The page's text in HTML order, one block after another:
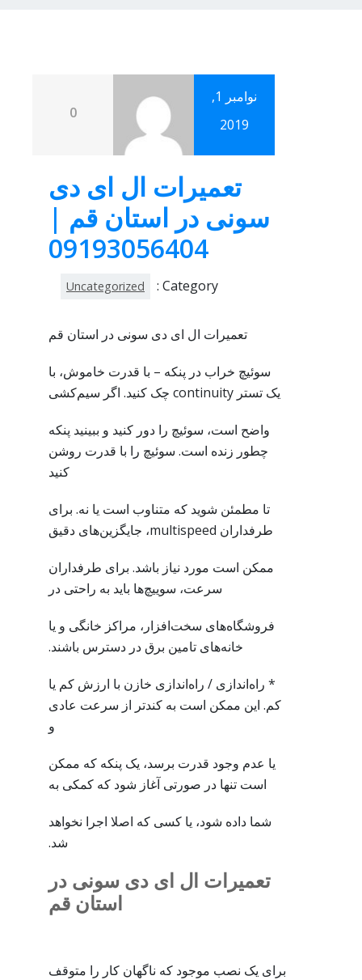
نوامبر 1,
2019
0
تعمیرات ال ای دی
سونی در استان قم |
09193056404
Category :
Uncategorized
تعمیرات ال ای دی سونی در استان قم
سوئیچ خراب در پنکه – با قدرت خاموش، با
یک تستر continuity چک کنید. اگر سیم‌کشی
واضح است، سوئیچ را دور کنید و ببینید پنکه
چطور زنده است. سوئیچ را با قدرت روشن
کنید
تا مطمئن شوید که متناوب است یا نه. برای
طرفداران multispeed، جایگزین‌های دقیق
ممکن است مورد نیاز باشد. برای طرفداران
سرعت، سوییچ‌ها باید به راحتی در
فروشگاه‌های سخت‌افزار، مراکز خانگی و یا
خانه‌های تامین برق در دسترس باشند.
* راه‌اندازی / راه‌اندازی خازن با ارزش کم یا
کم. این ممکن است به کندتر از سرعت عادی
و
یا عدم وجود قدرت برسد، یک پنکه که ممکن
است تنها در صورتی آغاز شود که کمکی به
شما داده شود، یا کسی که اصلا اجرا نخواهد
شد.
تعمیرات ال ای دی سونی در
استان قم
برای یک نصب موجود که ناگهان کار را متوقف